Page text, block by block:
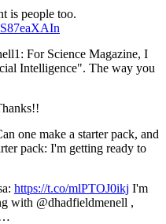
is people too.
For Science Magazine, I
Intelligence". The way you
one make a starter pack, and
pack: I'm getting ready to
https://t.co/mlPTOJ0ikj I'm
with @dhadfieldmenell ,